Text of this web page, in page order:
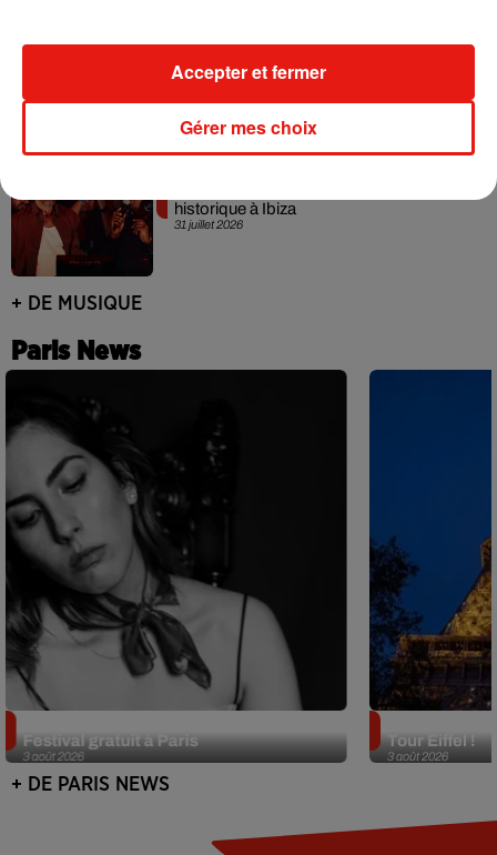
31 juillet 2026
Swedish House Mafia et Lykke Li
31 juillet 2026
historique à Ibiza
+ DE MUSIQUE
Paris News
3 août 2026
Festival gratuit à Paris
3 août 2026
Tour Eiffel !
+ DE PARIS NEWS
Gérer mes choix
Accepter et fermer